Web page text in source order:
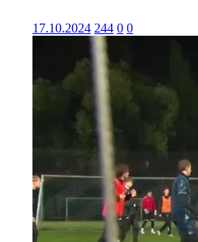
17.10.2024 244 0 0